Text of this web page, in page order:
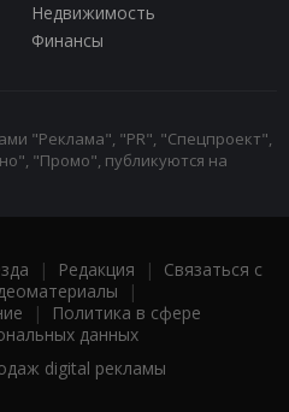
Недвижимость
Финансы
"Реклама", "PR", "Спецпроект",
"Промо", публикуются на
| Редакция | Связаться с
|
|
Политика в сфере
данных
digital рекламы